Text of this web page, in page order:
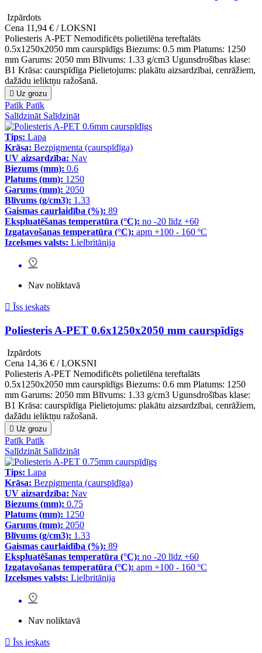
Izpārdots
Cena 11,94 € / LOKSNI
Poliesteris A-PET Nemodificēts polietilēna tereftalāts
0.5x1250x2050 mm caurspīdīgs Biezums: 0.5 mm Platums: 1250
mm Garums: 2050 mm Blīvums: 1.33 g/cm3 Ugunsdrošības klase:
B1 Krāsa: caurspīdīga Pielietojums: plakātu aizsardzībai, cenrāžiem,
dažādu ieliktņu ražošanā.
 Uz grozu
Patīk Patīk
Salīdzināt Salīdzināt
Tips: Lapa
Krāsa: Bezpigmenta (caurspīdīga)
UV aizsardzība: Nav
Biezums (mm): 0.6
Platums (mm): 1250
Garums (mm): 2050
Blīvums (g/cm3): 1.33
Gaismas caurlaidība (%): 89
Ekspluatēšanas temperatūra (°C): no -20 līdz +60
Izgatavošanas temperatūra (°C): apm +100 - 160 ºC
Izcelsmes valsts: Lielbritānija
Nav noliktavā
 Īss ieskats
Poliesteris A-PET 0.6x1250x2050 mm caurspīdīgs
Izpārdots
Cena 14,36 € / LOKSNI
Poliesteris A-PET Nemodificēts polietilēna tereftalāts
0.5x1250x2050 mm caurspīdīgs Biezums: 0.6 mm Platums: 1250
mm Garums: 2050 mm Blīvums: 1.33 g/cm3 Ugunsdrošības klase:
B1 Krāsa: caurspīdīga Pielietojums: plakātu aizsardzībai, cenrāžiem,
dažādu ieliktņu ražošanā.
 Uz grozu
Patīk Patīk
Salīdzināt Salīdzināt
Tips: Lapa
Krāsa: Bezpigmenta (caurspīdīga)
UV aizsardzība: Nav
Biezums (mm): 0.75
Platums (mm): 1250
Garums (mm): 2050
Blīvums (g/cm3): 1.33
Gaismas caurlaidība (%): 89
Ekspluatēšanas temperatūra (°C): no -20 līdz +60
Izgatavošanas temperatūra (°C): apm +100 - 160 ºC
Izcelsmes valsts: Lielbritānija
Nav noliktavā
 Īss ieskats